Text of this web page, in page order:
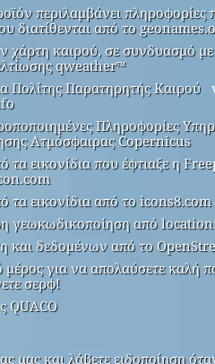
περιλαμβάνει πληροφορίες
διατίθενται από το
χάρτη καιρού, σε συνδυασμό
qweather™
Πολίτης Παρατηρητής Καιρού
Πληροφορίες
Ατμόσφαιρας Copernicus
τα εικονίδια που έφτιαξε η
τα εικονίδια από το icons8.com
γεωκωδικοποίηση από
και δεδομένων από το
μέρος για να απολαύσετε καλή
σερφ!
QUACO
μας και λάβετε ειδοποίηση